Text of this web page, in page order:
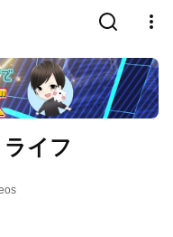
ライフ